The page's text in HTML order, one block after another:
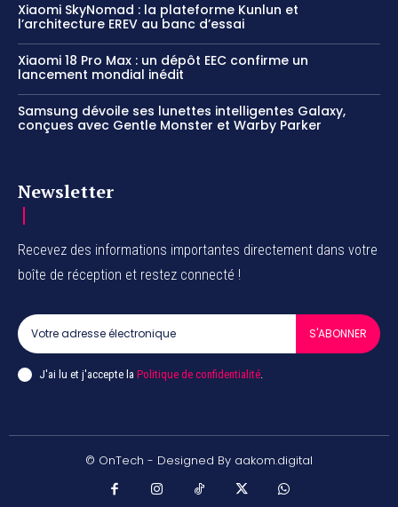
Xiaomi SkyNomad : la plateforme Kunlun et
l’architecture EREV au banc d’essai
Xiaomi 18 Pro Max : un dépôt EEC confirme un
lancement mondial inédit
Samsung dévoile ses lunettes intelligentes Galaxy,
conçues avec Gentle Monster et Warby Parker
Newsletter
Recevez des informations importantes directement dans votre
boîte de réception et restez connecté !
S'ABONNER
J'ai lu et j'accepte la Politique de confidentialité
© OnTech - Designed By aakom.digital